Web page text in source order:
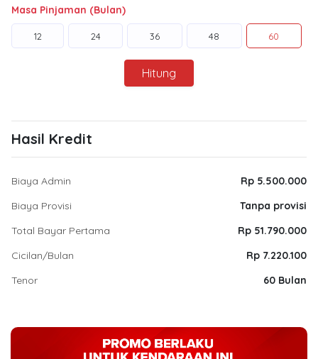
Masa Pinjaman (Bulan)
12 24 36 48 60
Hitung
Hasil Kredit
Biaya Admin
Rp 5.500.000
Biaya Provisi
Tanpa provisi
Total Bayar Pertama
Rp 51.790.000
Cicilan/Bulan
Rp 7.220.100
Tenor
60 Bulan